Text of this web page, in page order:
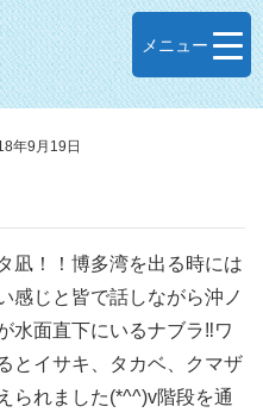
メニュー
年9月19日
凪！！博多湾を出る時には
感じと皆で話しながら沖ノ
水面直下にいるナブラ‼ワ
とイサキ、タカベ、クマザ
られました(*^^)v階段を通